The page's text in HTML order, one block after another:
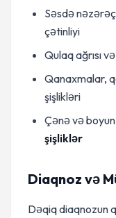
Səsdə
çətinliyi
Qulaq ağrısı
Qanaxmalar,
şişlikləri
Çənə və
şişliklər
Diaqnoz və
Dəqiq diaqnozun